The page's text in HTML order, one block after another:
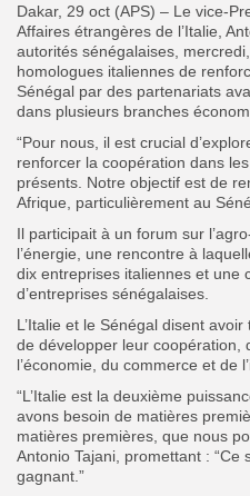
Search
for:
FR
Dakar, 29 oct (APS) – Le vice-
Affaires étrangères de l’Italie,
autorités sénégalaises,
homologues italiennes de
Sénégal par des partenariats
dans plusieurs branches
“Pour nous, il est crucial
renforcer la coopération dans
présents. Notre objectif est de
Afrique, particulièrement au
Il participait à un forum sur
l’énergie, une rencontre à
dix entreprises italiennes et une
d’entreprises sénégalaises.
L’Italie et le Sénégal disent
de développer leur coopération,
l’économie, du commerce et de
“L’Italie est la deuxième
avons besoin de matières
matières premières, que nous
Antonio Tajani, promettant :
gagnant.”